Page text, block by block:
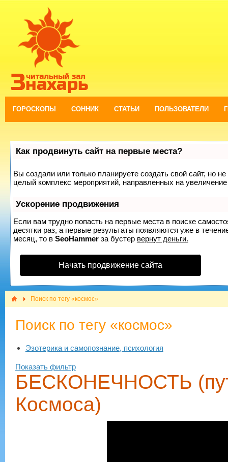
ГОРОСКОПЫ СОННИК СТАТЬИ ПОЛЬЗОВАТЕЛИ
Как продвинуть сайт на первые места?
Вы создали или только планируете создать свой сайт, но
целый комплекс мероприятий, направленных на
Ускорение продвижения
Если вам трудно попасть на первые места в поиске
десятки раз, а первые результаты появляются уже в
месяц, то в SeoHammerза бустер вернут деньги.
Начать продвижение сайта
Поиск по тегу «космос»
Поиск по тегу «космос»
Эзотерика и самопознание, психология
Показать фильтр
БЕСКОНЕЧНОСТЬ
Космоса)